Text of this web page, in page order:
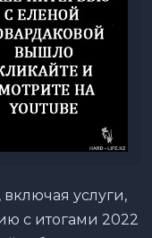
включая услуги,
с итогами 2022